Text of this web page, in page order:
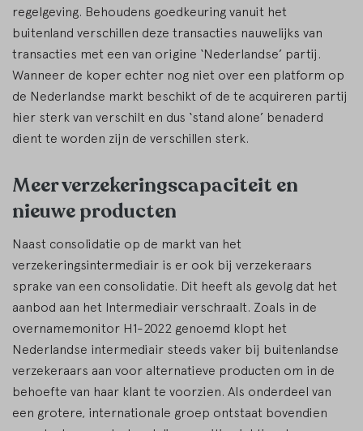
regelgeving. Behoudens goedkeuring vanuit het
buitenland verschillen deze transacties nauwelijks van
transacties met een van origine ‘Nederlandse’ partij.
Wanneer de koper echter nog niet over een platform op
de Nederlandse markt beschikt of de te acquireren partij
hier sterk van verschilt en dus ‘stand alone’ benaderd
dient te worden zijn de verschillen sterk.
Meer verzekeringscapaciteit en
nieuwe producten
Naast consolidatie op de markt van het
verzekeringsintermediair is er ook bij verzekeraars
sprake van een consolidatie. Dit heeft als gevolg dat het
aanbod aan het Intermediair verschraalt. Zoals in de
overnamemonitor H1-2022 genoemd klopt het
Nederlandse intermediair steeds vaker bij buitenlandse
verzekeraars aan voor alternatieve producten om in de
behoefte van haar klant te voorzien. Als onderdeel van
een grotere, internationale groep ontstaat bovendien